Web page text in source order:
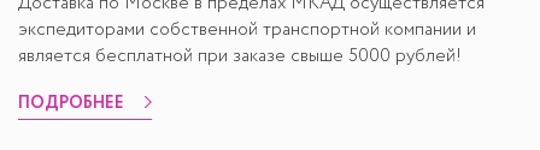
экспедиторами собственной транспортной компании и
является бесплатной при заказе свыше 5000 рублей!
ПОДРОБНЕЕ